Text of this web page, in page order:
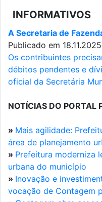
INFORMATIVOS
A Secretaria de
Publicado em 18.11.2025
Os contribuintes
débitos pendentes e
oficial da Secretária
NOTÍCIAS DO PORTAL
» Mais agilidade:
área de planejamento
» Prefeitura moderniza
urbana do município
» Inovação e
vocação de Contagem